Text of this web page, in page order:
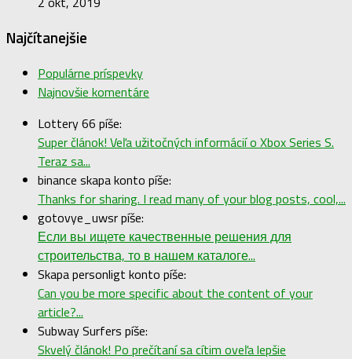
Najčítanejšie
Populárne príspevky
Najnovšie komentáre
Lottery 66 píše:
Super článok! Veľa užitočných informácií o Xbox Series S.
Teraz sa...
binance skapa konto píše:
Thanks for sharing. I read many of your blog posts, cool,...
gotovye_uwsr píše:
Если вы ищете качественные решения для
строительства, то в нашем каталоге...
Skapa personligt konto píše:
Can you be more specific about the content of your
article?...
Subway Surfers píše:
Skvelý článok! Po prečítaní sa cítim oveľa lepšie